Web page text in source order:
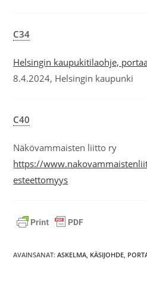
C34
Helsingin kaupukitilaohje,
8.4.2024, Helsingin kaupunki
C40
Näkövammaisten liitto ry
https://
esteettomyys
AVAINSANAT:ASKELMA, KÄSIJOHDE,